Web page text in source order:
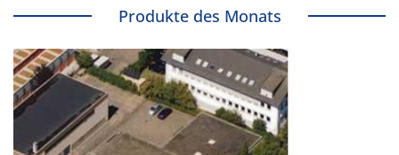
Produkte des Monats